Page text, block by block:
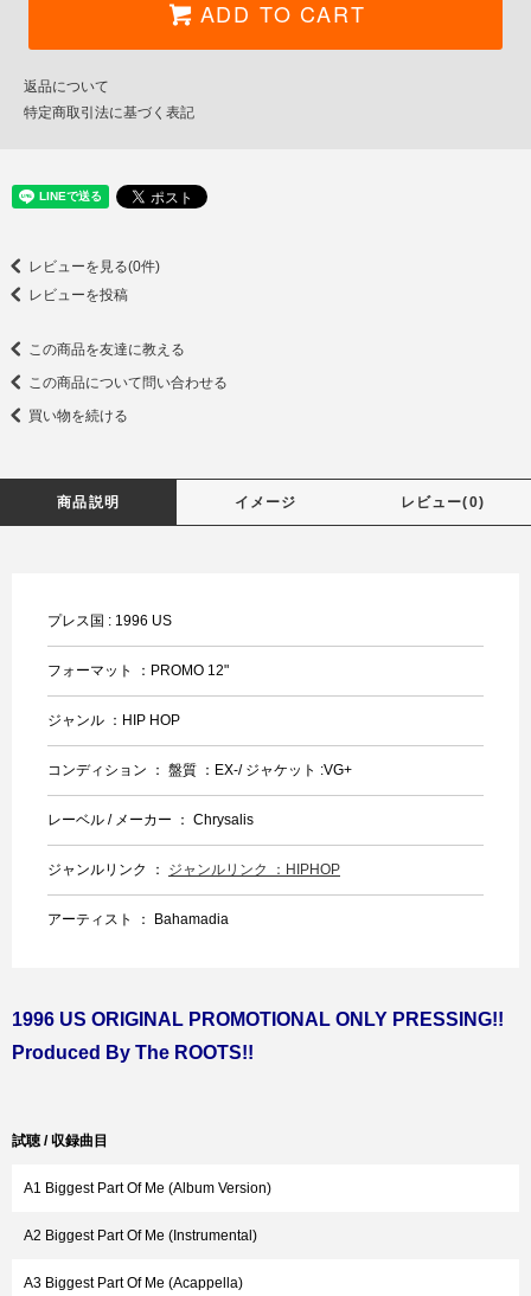
ADD TO CART
返品について
特定商取引法に基づく表記
レビューを見る(0件)
レビューを投稿
この商品を友達に教える
この商品について問い合わせる
買い物を続ける
商品説明 イメージ レビュー(0)
プレス国 : 1996 US
フォーマット ：PROMO 12"
ジャンル ：HIP HOP
コンディション ： 盤質 ：EX-/ ジャケット :VG+
レーベル / メーカー ： Chrysalis
ジャンルリンク ： ジャンルリンク ：HIPHOP
アーティスト ： Bahamadia
1996 US ORIGINAL PROMOTIONAL ONLY PRESSING!!
Produced By The ROOTS!!
試聴 / 収録曲目
A1 Biggest Part Of Me (Album Version)
A2 Biggest Part Of Me (Instrumental)
A3 Biggest Part Of Me (Acappella)